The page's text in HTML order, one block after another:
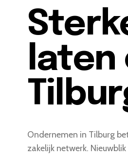
laten
Ondernemen in Tilburg
zakelijk netwerk.